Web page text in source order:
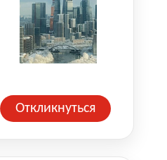
Откликнуться